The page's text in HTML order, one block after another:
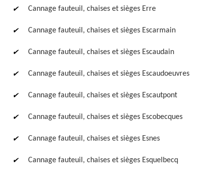
Cannage fauteuil, chaises et sièges Erre
Cannage fauteuil, chaises et sièges Escarmain
Cannage fauteuil, chaises et sièges Escaudain
Cannage fauteuil, chaises et sièges Escaudoeuvres
Cannage fauteuil, chaises et sièges Escautpont
Cannage fauteuil, chaises et sièges Escobecques
Cannage fauteuil, chaises et sièges Esnes
Cannage fauteuil, chaises et sièges Esquelbecq